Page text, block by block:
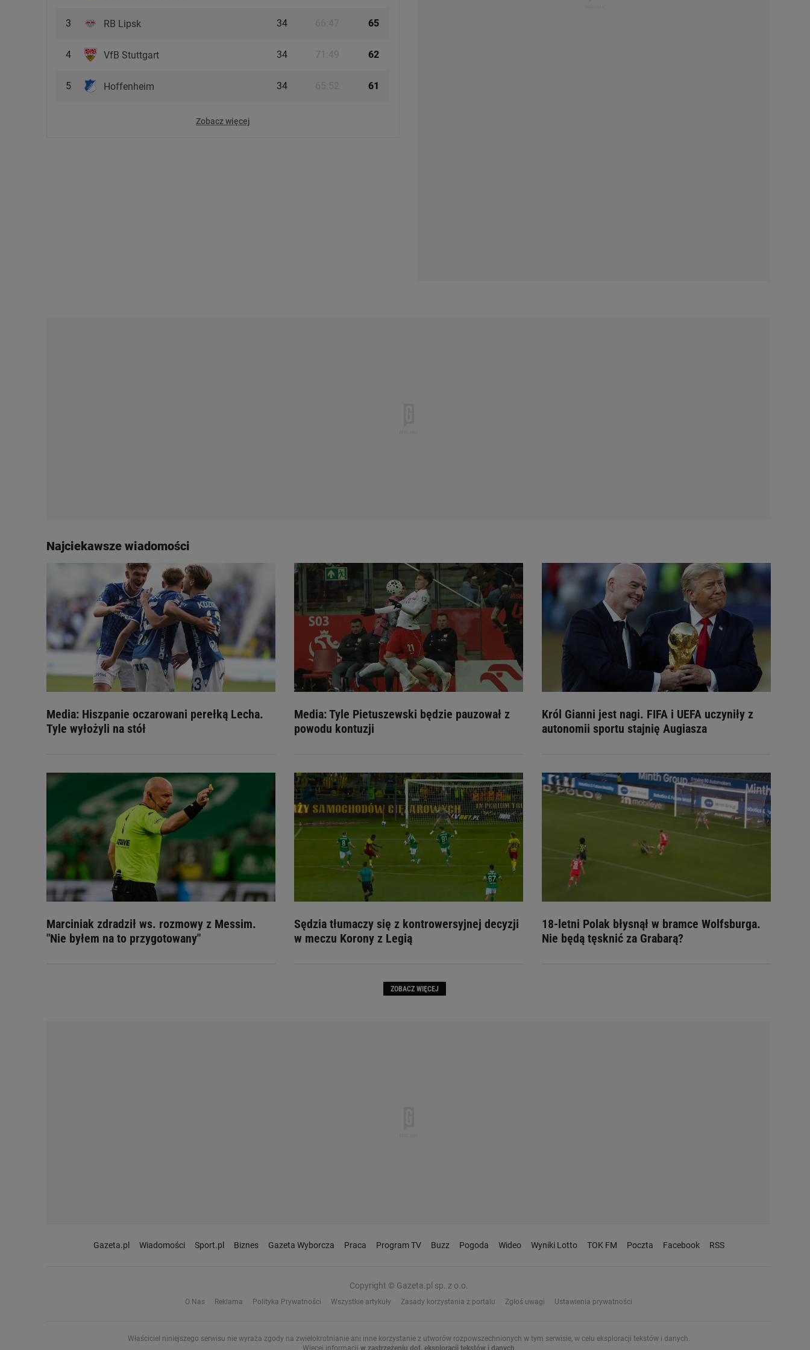
3 RB Lipsk 34 65
4 VfB Stuttgart 34 71:49 62
5 Hoffenheim 34 61
Zobacz więcej
Najciekawsze wiadomości
Media: Hiszpanie oczarowani perełką Lecha.
Tyle wyłożyli na stół
Media: Tyle Pietuszewski będzie pauzował z
powodu kontuzji
Król Gianni jest nagi. FIFA i UEFA uczyniły z
autonomii sportu stajnię Augiasza
Marciniak zdradził ws. rozmowy z Messim.
"Nie byłem na to przygotowany"
Sędzia tłumaczy się z kontrowersyjnej decyzji
w meczu Korony z Legią
18-letni Polak błysnął w bramce Wolfsburga.
Nie będą tęsknić za Grabarą?
ZOBACZ WIĘCEJ
Gazeta.pl Wiadomości Sport.pl Biznes Gazeta Wyborcza Praca Program TV Buzz Pogoda Wideo Wyniki Lotto TOK FM Poczta Facebook RSS
Copyright © Gazeta.pl sp. z o.o.
O Nas Reklama Polityka Prywatności Wszystkie artykuły Zasady korzystania z portalu Zgłoś uwagi Ustawienia prywatności
Właściciel niniejszego serwisu nie wyraża zgody na zwielokrotnianie ani inne korzystanie z utworów rozpowszechnionych w tym serwisie, w celu eksploracji tekstów i danych.
Więcej informacji w zastrzeżeniu dot. eksploracji tekstów i danych